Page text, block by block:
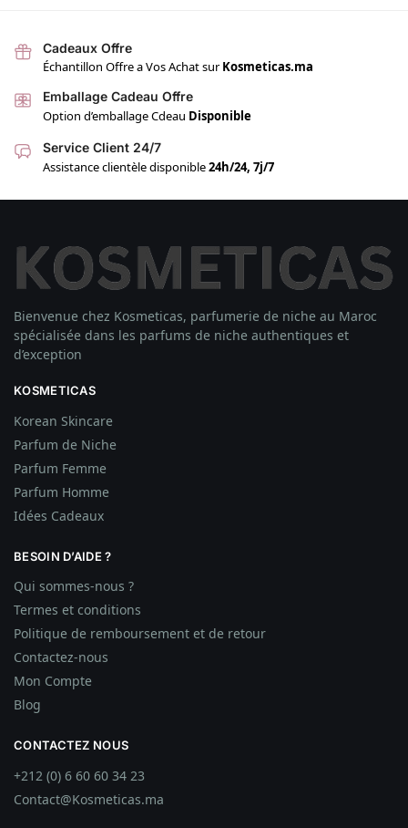
Cadeaux Offre
Échantillon Offre a Vos Achat surKosmeticas.ma
Emballage Cadeau Offre
Option d’emballage Cdeau Disponible
Service Client 24/7
Assistance clientèle disponible24h/24, 7j/7
Bienvenue chez Kosmeticas, parfumerie de niche au Maroc
spécialisée dans les parfums de niche authentiques et
d’exception
KOSMETICAS
Korean Skincare
Parfum de Niche
Parfum Femme
Parfum Homme
Idées Cadeaux
BESOIN D’AIDE ?
Qui sommes-nous ?
Termes et conditions
Politique de remboursement et de retour
Contactez-nous
Mon Compte
Blog
CONTACTEZ NOUS
+212 (0) 6 60 60 34 23
Contact@Kosmeticas.ma